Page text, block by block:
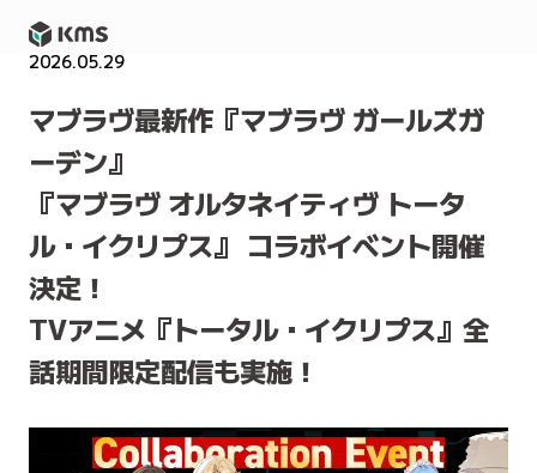
2026.05.29
マブラヴ最新作『マブラヴ ガールズガ
ーデン』
『マブラヴ オルタネイティヴ トータ
ル・イクリプス』 コラボイベント開催
決定！
TVアニメ『トータル・イクリプス』全
話期間限定配信も実施！